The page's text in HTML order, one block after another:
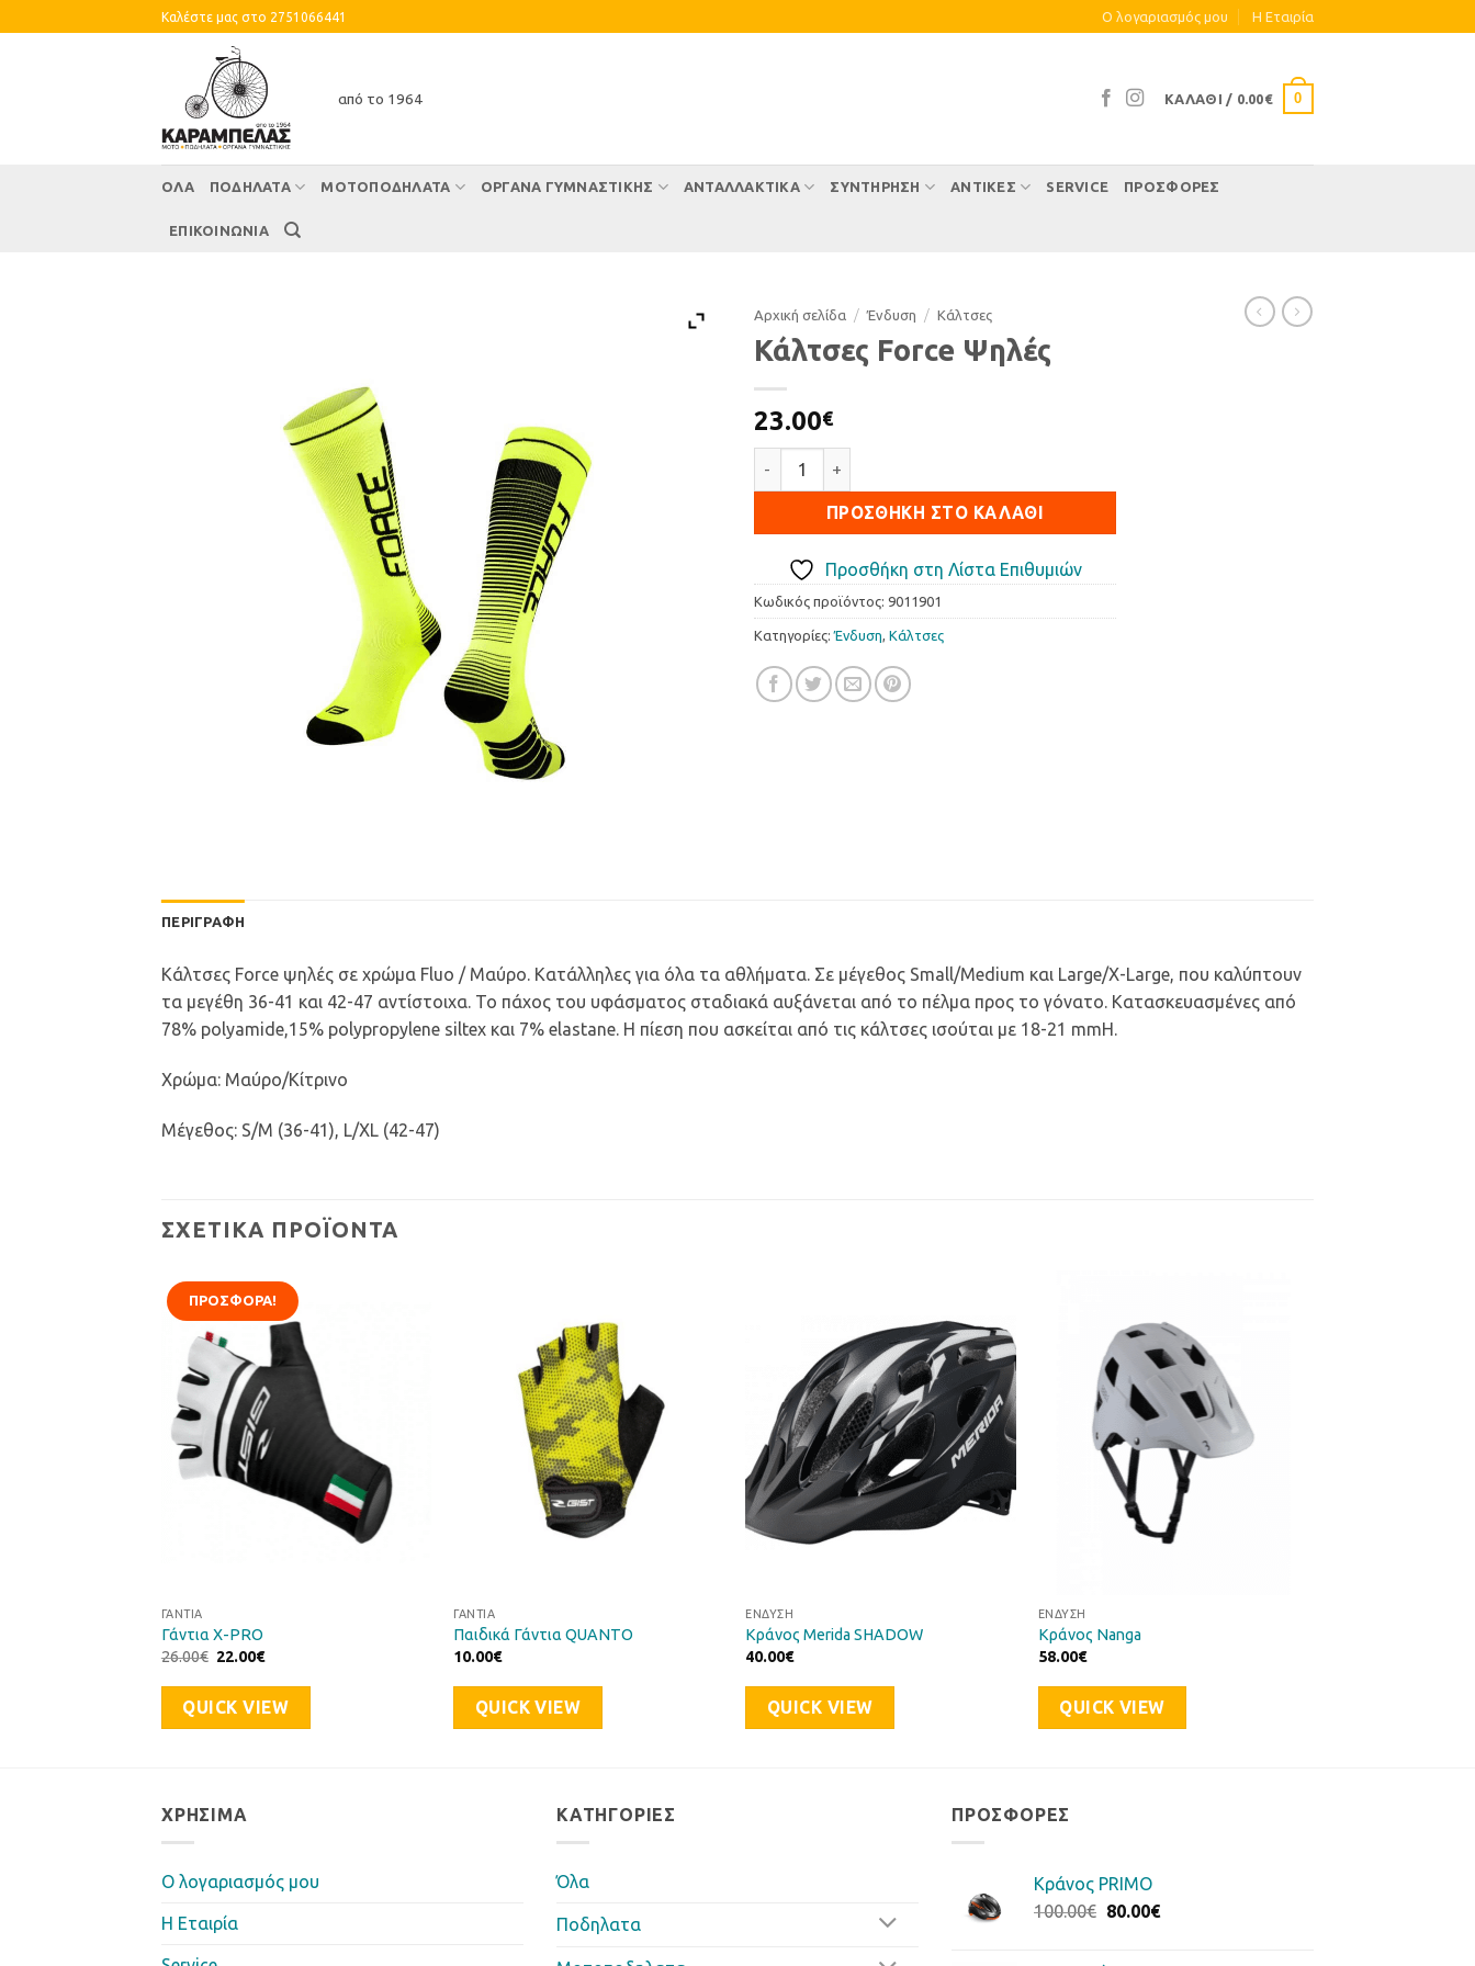
to
Καλέστε μας στο 2751066441 Ο λογαριασμός μου Η Eταιρία
από το 1964 ΚΑΛΆΘΙ / 0.00€ 0
ΌΛΑ ΠΟΔΗΛΑΤΑ ΜΟΤΟΠΟΔΗΛΑΤΑ ΟΡΓΑΝΑ ΓΥΜΝΑΣΤΙΚΗΣ ΑΝΤΑΛΛΑΚΤΙΚΑ ΣΥΝΤΉΡΗΣΗ ΑΝΤΊΚΕΣ SERVICE ΠΡΟΣΦΟΡΕΣ
ΕΠΙΚΟΙΝΩΝΙΑ
Αρχική σελίδα / Ένδυση / Κάλτσες
Κάλτσες Force Ψηλές
23.00€
ΠΡΟΣΘΉΚΗ ΣΤΟ ΚΑΛΆΘΙ
Προσθήκη στη Λίστα Επιθυμιών
Κωδικός προϊόντος: 9011901
Κατηγορίες:Ένδυση, Κάλτσες
ΠΕΡΙΓΡΑΦΉ
Κάλτσες Force ψηλές σε χρώμα Fluo / Μαύρο. Κατάλληλες για όλα τα αθλήματα. Σε μέγεθος Small/Medium και Large/X-Large, που καλύπτουν
τα μεγέθη 36-41 και 42-47 αντίστοιχα. Το πάχος του υφάσματος σταδιακά αυξάνεται από το πέλμα προς το γόνατο. Κατασκευασμένες από
78% polyamide,15% polypropylene siltex και 7% elastane. Η πίεση που ασκείται από τις κάλτσες ισούται με 18-21 mmH.
Χρώμα: Μαύρο/Κίτρινο
Μέγεθος: S/M (36-41), L/XL (42-47)
ΣΧΕΤΙΚΆ ΠΡΟΪΌΝΤΑ
ΠΡΟΣΦΟΡΆ!
ΓΆΝΤΙΑ
Γάντια Χ-PRO
26.00€ Original
was:
26.00€.
22.00€Η
τιμή
είναι:
22.00€.
QUICK VIEW
ΓΆΝΤΙΑ
Παιδικά Γάντια QUANTO
10.00€
QUICK VIEW
Προσθήκη
στη Λίστα
Επιθυμιών
ΈΝΔΥΣΗ
Κράνος Merida SHADOW
40.00€
QUICK VIEW
ΈΝΔΥΣΗ
Κράνος Nanga
58.00€
QUICK VIEW
ΧΡΉΣΙΜΑ
Ο λογαριασμός μου
Η Eταιρία
ΚΑΤΗΓΟΡΊΕΣ
Όλα
Ποδηλατα
ΠΡΟΣΦΟΡΈΣ
Κράνος PRIMO
100.00€ Original
80.00€Η